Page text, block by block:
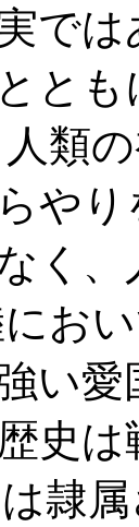
で
と
類
や
く
お
い
史
隷